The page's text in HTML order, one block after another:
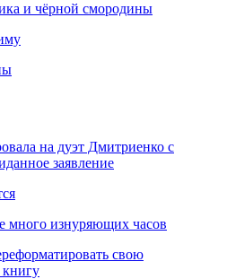
и чёрной смородины
на дуэт Дмитриенко с
заявление
много изнуряющих часов
свою